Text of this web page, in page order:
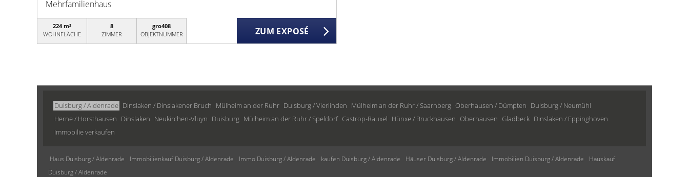
Mehrfamilienhaus
224 m²
WOHNFLÄCHE
8
ZIMMER
gro408
OBJEKTNUMMER
ZUM EXPOSÉ
Duisburg / Aldenrade Dinslaken / Dinslakener Bruch Mülheim an der Ruhr Duisburg / Vierlinden Mülheim an der Ruhr / Saarnberg Oberhausen / Dümpten Duisburg / Neumühl
Herne / Horsthausen Dinslaken Neukirchen-Vluyn Duisburg Mülheim an der Ruhr / Speldorf Castrop-Rauxel Hünxe / Bruckhausen Oberhausen Gladbeck Dinslaken / Eppinghoven
Immobilie verkaufen
Haus Duisburg / Aldenrade Immobilienkauf Duisburg / Aldenrade Immo Duisburg / Aldenrade kaufen Duisburg / Aldenrade Häuser Duisburg / Aldenrade Immobilien Duisburg / Aldenrade
Hauskauf
Duisburg / Aldenrade